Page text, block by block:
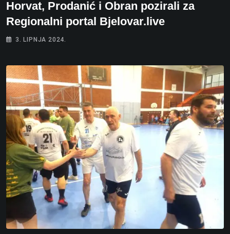
Horvat, Prodanić i Obran pozirali za
Regionalni portal Bjelovar.live
3. LIPNJA 2024.